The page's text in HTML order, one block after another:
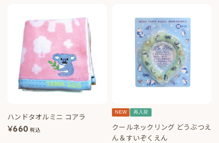
ハンドタオルミニ コアラ
¥660 税込
NEW 再入荷
クールネックリング どうぶつえ
ん＆すいぞくえん